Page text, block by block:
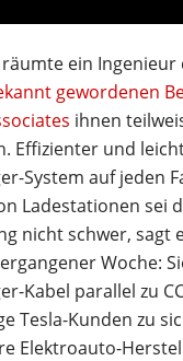
ein Ingenieur
gewordenen
ihnen
Effizienter und
System auf jeden
Ladestationen sei
nicht schwer, sagt
Woche:
Kabel parallel zu
Tesla-Kunden zu
Elektroauto-